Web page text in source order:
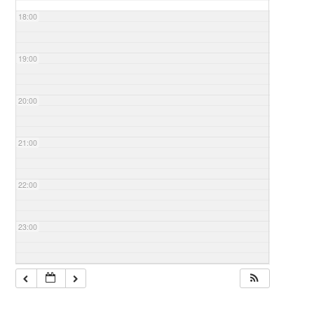
18:00
19:00
20:00
21:00
22:00
23:00